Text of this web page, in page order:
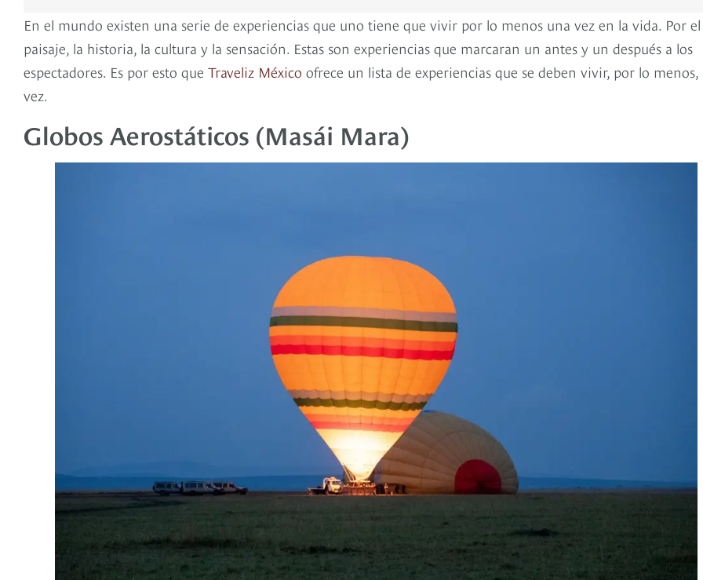
En el mundo existen una serie de experiencias que uno tiene que vivir por lo menos una vez en la vida. Por el
paisaje, la historia, la cultura y la sensación. Estas son experiencias que marcaran un antes y un después a los
espectadores. Es por esto que Traveliz México ofrece un lista de experiencias que se deben vivir, por lo menos,
vez.
Globos Aerostáticos (Masái Mara)